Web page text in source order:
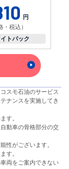
円
・税込）
トパック
スモ石油のサービス
ナンスを実施してき
す。
動車の骨格部分の交
性がございます。
す。
両をご案内できない